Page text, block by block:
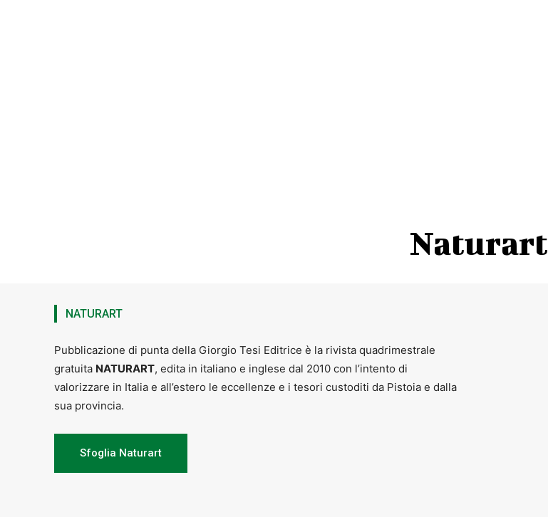
Naturart
NATURART
Pubblicazione di punta della Giorgio Tesi Editrice è la rivista quadrimestrale
gratuita NATURART, edita in italiano e inglese dal 2010 con l’intento di
valorizzare in Italia e all’estero le eccellenze e i tesori custoditi da Pistoia e dalla
sua provincia.
Sfoglia Naturart